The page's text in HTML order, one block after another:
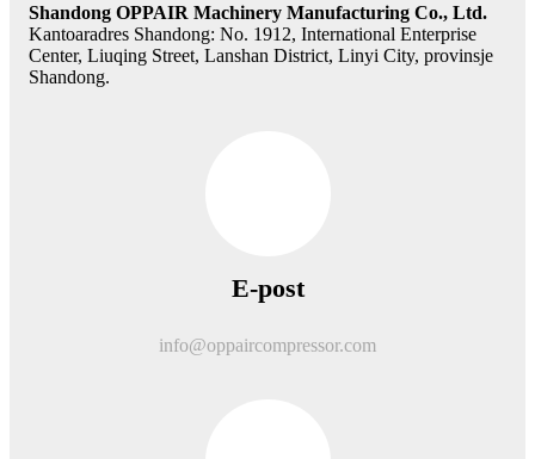
Shandong OPPAIR Machinery Manufacturing Co., Ltd.
Kantoaradres Shandong: No. 1912, International Enterprise
Center, Liuqing Street, Lanshan District, Linyi City, provinsje
Shandong.
E-post
info@oppaircompressor.com